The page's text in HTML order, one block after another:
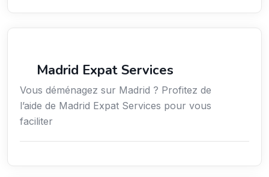
Madrid Expat Services
Vous déménagez sur Madrid ? Profitez de
l’aide de Madrid Expat Services pour vous
faciliter